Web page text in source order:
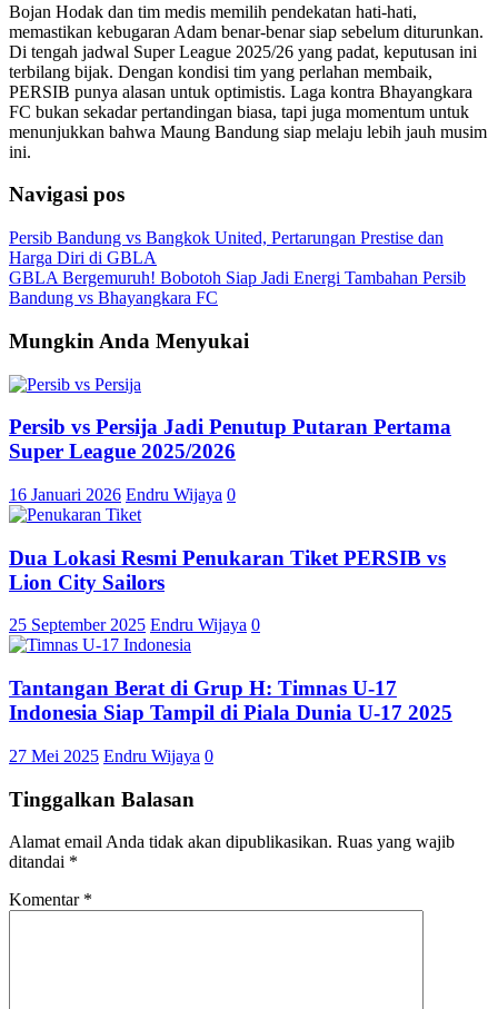
Bojan Hodak dan tim medis memilih pendekatan hati-hati,
memastikan kebugaran Adam benar-benar siap sebelum diturunkan.
Di tengah jadwal Super League 2025/26 yang padat, keputusan ini
terbilang bijak. Dengan kondisi tim yang perlahan membaik,
PERSIB punya alasan untuk optimistis. Laga kontra Bhayangkara
FC bukan sekadar pertandingan biasa, tapi juga momentum untuk
menunjukkan bahwa Maung Bandung siap melaju lebih jauh musim
ini.
Navigasi pos
Persib Bandung vs Bangkok United, Pertarungan Prestise dan
Harga Diri di GBLA
GBLA Bergemuruh! Bobotoh Siap Jadi Energi Tambahan Persib
Bandung vs Bhayangkara FC
Mungkin Anda Menyukai
Persib vs Persija Jadi Penutup Putaran Pertama
Super League 2025/2026
16 Januari 2026 Endru Wijaya 0
Dua Lokasi Resmi Penukaran Tiket PERSIB vs
Lion City Sailors
25 September 2025 Endru Wijaya 0
Tantangan Berat di Grup H: Timnas U-17
Indonesia Siap Tampil di Piala Dunia U-17 2025
27 Mei 2025 Endru Wijaya 0
Tinggalkan Balasan
Alamat email Anda tidak akan dipublikasikan. Ruas yang wajib
ditandai *
Komentar *